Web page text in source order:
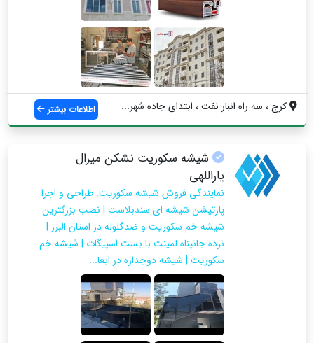
کرج ، سه راه انبار نفت ، ابتدای جاده شهر... اطلاعات بیشتر
شیشه سکوریت نشکن میرال
یاراللهی
نمایندگی فروش شیشه سکوریت. طراحی و اجرا
پارتیشن شیشه ای سندبلاست | نصب بزرگترین
شیشه خم سکوریت و ضدگلوله در استان البرز |
نرده جانپناه لمینت با بست اسپیگات | شیشه خم
سکوریت | شیشه دوجداره در ابعا...